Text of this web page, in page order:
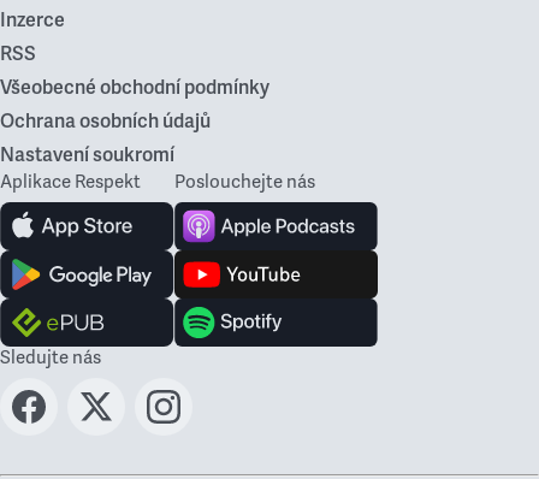
Inzerce
RSS
Všeobecné obchodní podmínky
Ochrana osobních údajů
Nastavení soukromí
Aplikace Respekt Poslouchejte nás
Sledujte nás